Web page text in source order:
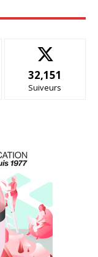
32,151
Suiveurs